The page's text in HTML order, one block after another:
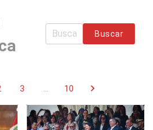
Buscar
3 10 chevron_right